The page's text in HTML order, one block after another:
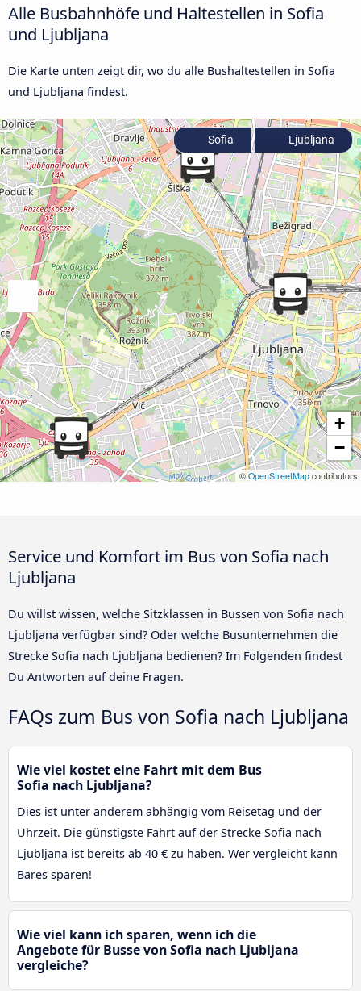
Alle Busbahnhöfe und Haltestellen in Sofia
und Ljubljana
Die Karte unten zeigt dir, wo du alle Bushaltestellen in Sofia
und Ljubljana findest.
+
−
© OpenStreetMap contributors
Sofia Ljubljana
Service und Komfort im Bus von Sofia nach
Ljubljana
Du willst wissen, welche Sitzklassen in Bussen von Sofia nach
Ljubljana verfügbar sind? Oder welche Busunternehmen die
Strecke Sofia nach Ljubljana bedienen? Im Folgenden findest
Du Antworten auf deine Fragen.
FAQs zum Bus von Sofia nach Ljubljana
Wie viel kostet eine Fahrt mit dem Bus
Sofia nach Ljubljana?
Dies ist unter anderem abhängig vom Reisetag und der
Uhrzeit. Die günstigste Fahrt auf der Strecke Sofia nach
Ljubljana ist bereits ab 40 € zu haben. Wer vergleicht kann
Bares sparen!
Wie viel kann ich sparen, wenn ich die
Angebote für Busse von Sofia nach Ljubljana
vergleiche?